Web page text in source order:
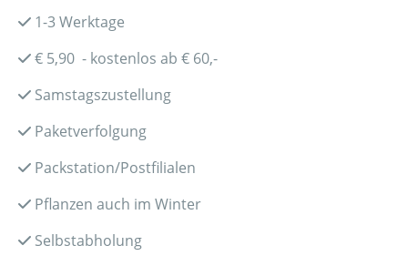
1-3 Werktage
€ 5,90 - kostenlos ab € 60,-
Samstagszustellung
Paketverfolgung
Packstation/Postfilialen
Pflanzen auch im Winter
Selbstabholung